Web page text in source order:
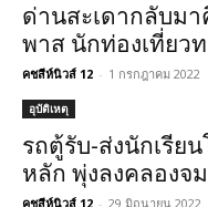
ด่านสะเดากลับม
พาส นักท่องเที่ยว
คชสีห์นิวส์ 12 - 1 กรกฎาคม 2022
อุบัติเหตุ
รถตู้รับ-ส่งนักเรีย
หลัก พุ่งลงคลองจ
คชสีห์นิวส์ 12 - 29 มิถุนายน 2022